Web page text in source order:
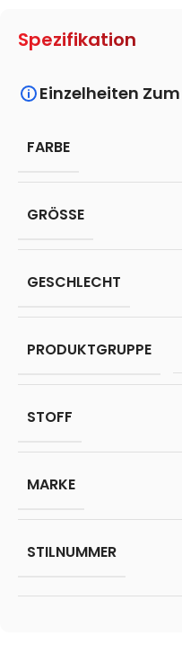
Spezifikation
Einzelheiten
FARBE
GRÖSSE
GESCHLECHT
PRODUKTGRUPPE
STOFF
MARKE
STILNUMMER